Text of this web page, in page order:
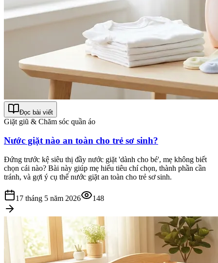
Đọc bài viết
Giặt giũ & Chăm sóc quần áo
Nước giặt nào an toàn cho trẻ sơ sinh?
Đứng trước kệ siêu thị đầy nước giặt 'dành cho bé', mẹ không biết
chọn cái nào? Bài này giúp mẹ hiểu tiêu chí chọn, thành phần cần
tránh, và gợi ý cụ thể nước giặt an toàn cho trẻ sơ sinh.
17 tháng 5 năm 2026 148